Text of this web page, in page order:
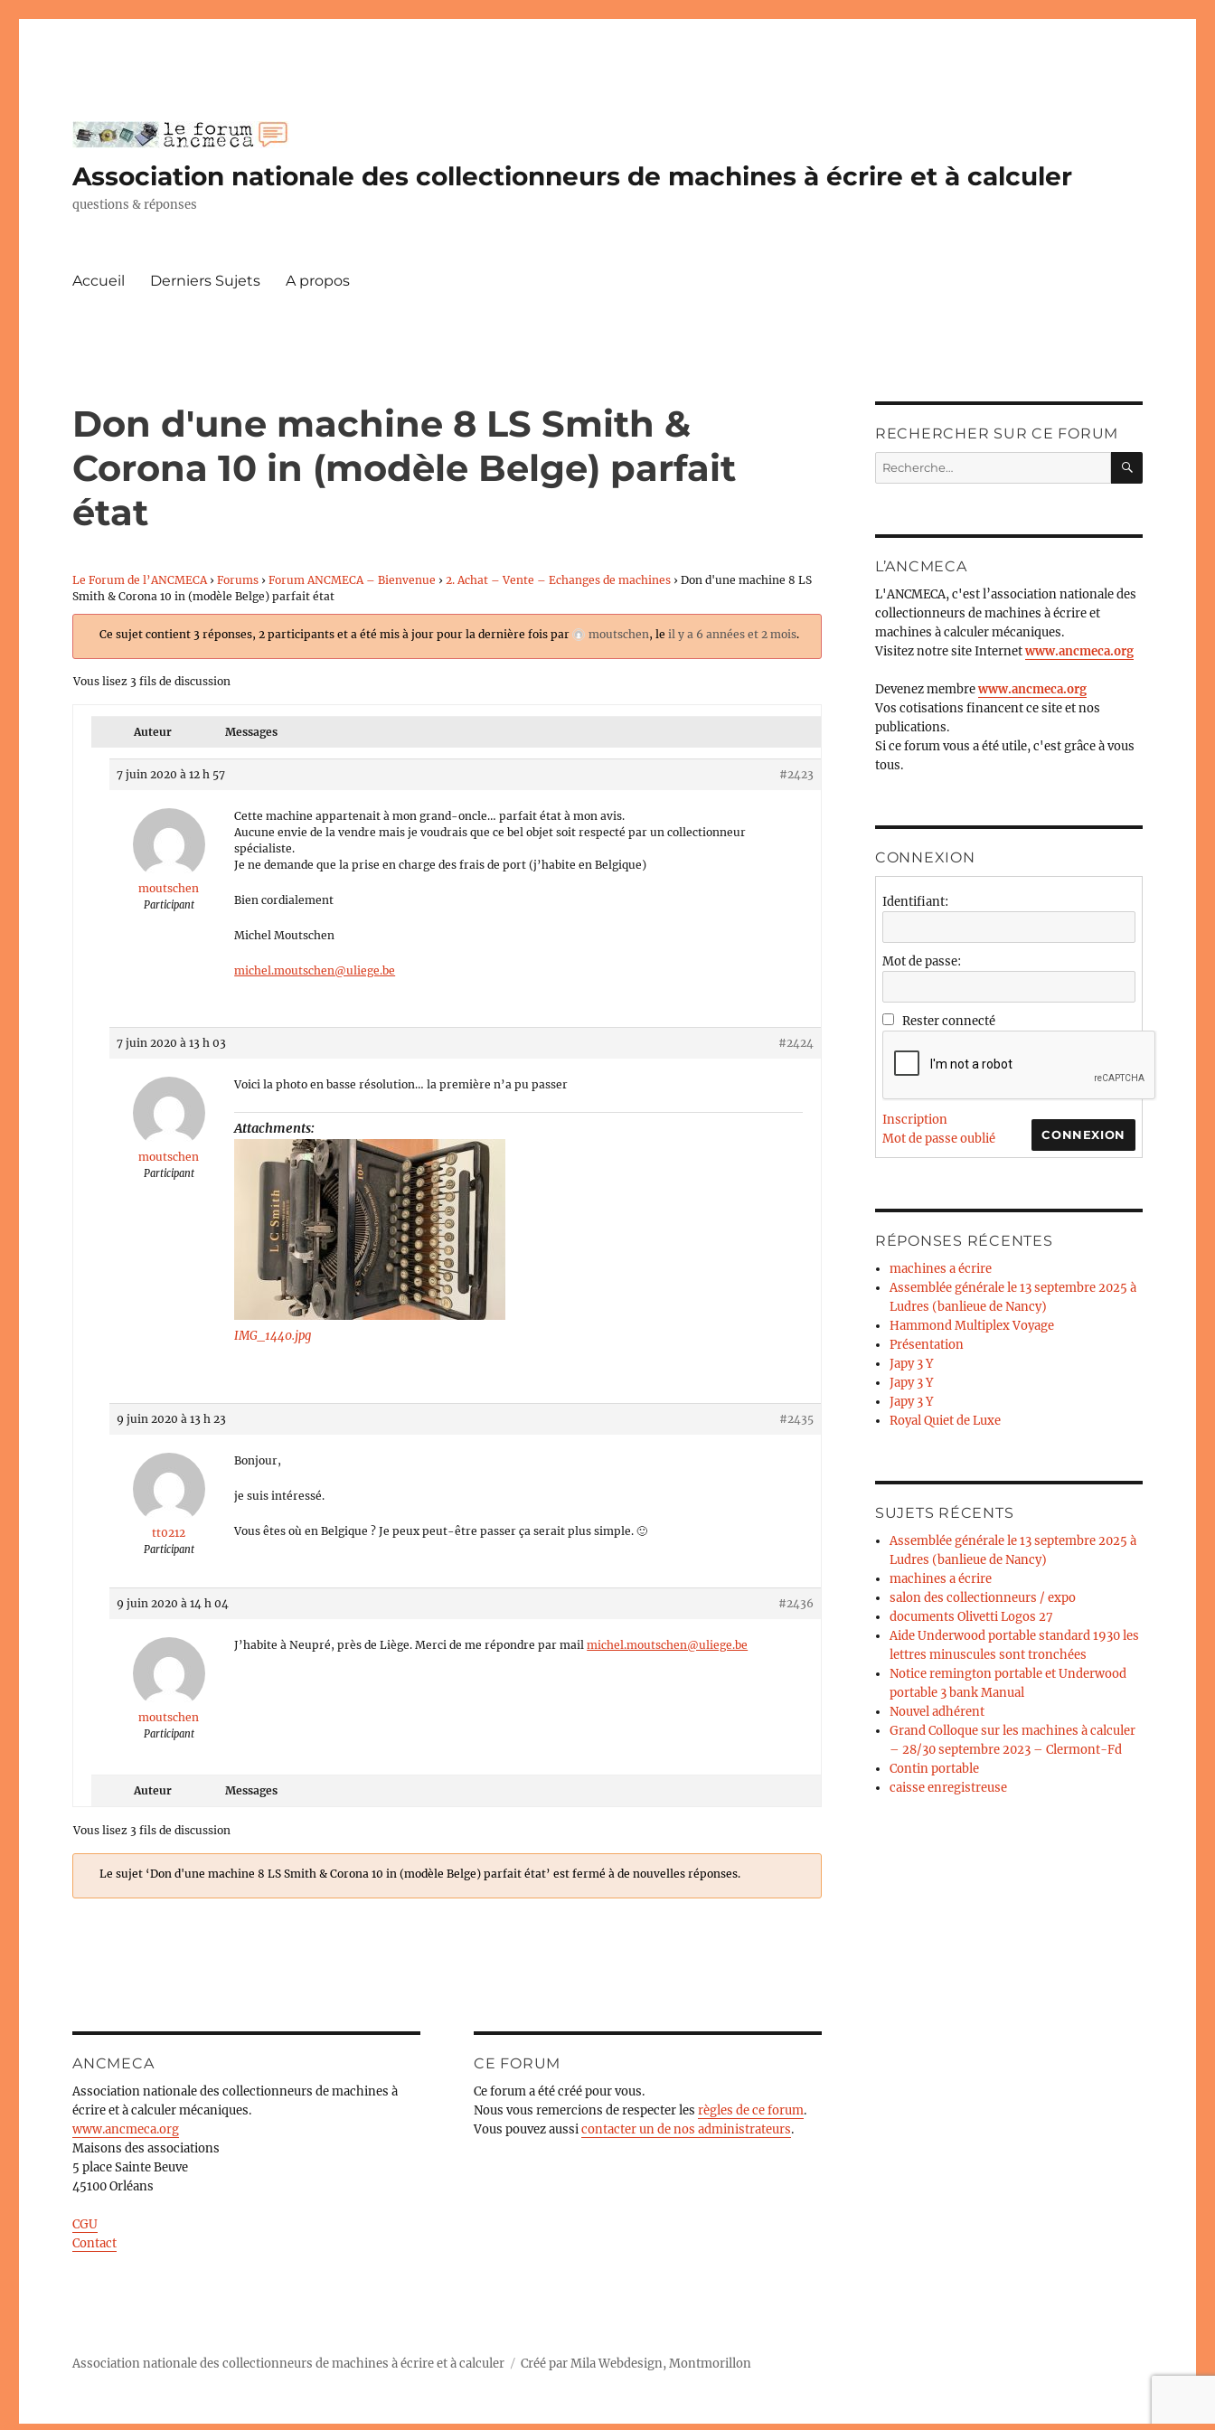
Association nationale des collectionneurs de machines à écrire et à calculer
questions & réponses
Accueil Derniers Sujets A propos
Don d'une machine 8 LS Smith &
Corona 10 in (modèle Belge) parfait
état
Le Forum de l’ANCMECA › Forums › Forum ANCMECA – Bienvenue › 2. Achat – Vente – Echanges de machines › Don d'une machine 8 LS
Smith & Corona 10 in (modèle Belge) parfait état
Ce sujet contient 3 réponses, 2 participants et a été mis à jour pour la dernière fois par moutschen, leil y a 6 années et 2 mois.
Vous lisez 3 fils de discussion
Auteur Messages
7 juin 2020 à 12 h 57 #2423
moutschen
Participant
Cette machine appartenait à mon grand-oncle… parfait état à mon avis.
Aucune envie de la vendre mais je voudrais que ce bel objet soit respecté par un collectionneur
spécialiste.
Je ne demande que la prise en charge des frais de port (j’habite en Belgique)
Bien cordialement
Michel Moutschen
michel.moutschen@uliege.be
7 juin 2020 à 13 h 03 #2424
moutschen
Participant
Voici la photo en basse résolution… la première n’a pu passer
Attachments:
IMG_1440.jpg
9 juin 2020 à 13 h 23 #2435
tt0212
Participant
Bonjour,
je suis intéressé.
Vous êtes où en Belgique ? Je peux peut-être passer ça serait plus simple. 🙂
9 juin 2020 à 14 h 04 #2436
moutschen
Participant
J’habite à Neupré, près de Liège. Merci de me répondre par mailmichel.moutschen@uliege.be
Auteur Messages
Vous lisez 3 fils de discussion
Le sujet ‘Don d'une machine 8 LS Smith & Corona 10 in (modèle Belge) parfait état’ est fermé à de nouvelles réponses.
ANCMECA
Association nationale des collectionneurs de machines à
écrire et à calculer mécaniques.
www.ancmeca.org
Maisons des associations
5 place Sainte Beuve
45100 Orléans
CGU
Contact
CE FORUM
Ce forum a été créé pour vous.
Nous vous remercions de respecter lesrègles de ce forum.
Vous pouvez aussicontacter un de nos administrateurs.
RECHERCHER SUR CE FORUM
Recherche
pour :
L’ANCMECA
L'ANCMECA, c'est l’association nationale des
collectionneurs de machines à écrire et
machines à calculer mécaniques.
Visitez notre site Internetwww.ancmeca.org
Devenez membrewww.ancmeca.org
Vos cotisations financent ce site et nos
publications.
Si ce forum vous a été utile, c'est grâce à vous
tous.
CONNEXION
Identifiant:
Mot de passe:
Rester connecté
CONNEXION
Inscription
Mot de passe oublié
RÉPONSES RÉCENTES
machines a écrire
Assemblée générale le 13 septembre 2025 à
Ludres (banlieue de Nancy)
Hammond Multiplex Voyage
Présentation
Japy 3 Y
Japy 3 Y
Japy 3 Y
Royal Quiet de Luxe
SUJETS RÉCENTS
Assemblée générale le 13 septembre 2025 à
Ludres (banlieue de Nancy)
machines a écrire
salon des collectionneurs / expo
documents Olivetti Logos 27
Aide Underwood portable standard 1930 les
lettres minuscules sont tronchées
Notice remington portable et Underwood
portable 3 bank Manual
Nouvel adhérent
Grand Colloque sur les machines à calculer
– 28/30 septembre 2023 – Clermont-Fd
Contin portable
caisse enregistreuse
Association nationale des collectionneurs de machines à écrire et à calculer Créé parMila Webdesign, Montmorillon